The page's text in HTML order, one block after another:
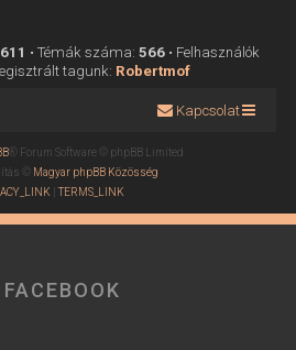
• Témák száma: 566• Felhasználók
tagunk: Robertmof
Kapcsolat
® Forum Software © phpBB Limited
© Magyar phpBB Közösség
|TERMS_LINK
FACEBOOK